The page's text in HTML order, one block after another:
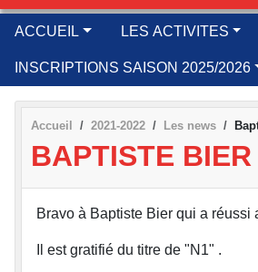
ACCUEIL LES ACTIVITES
INSCRIPTIONS SAISON 2025/2026
Accueil 2021-2022 Les news
BAPTISTE
Bravo à Baptiste Bier qui a réussi
Il est gratifié du titre de "N1" .